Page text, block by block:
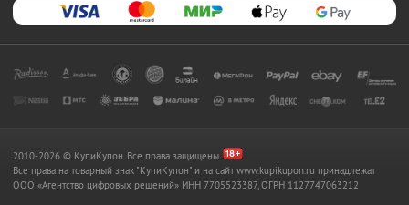
2010-2026 © КупиКупон. Все права защищены.
Все права на товарный знак "КупиКупон" и на сайт www.kupikupon.ru принадлежат
OOO «Агентство цифровых решений» ИНН 7705523387, ОГРН 1127747063212